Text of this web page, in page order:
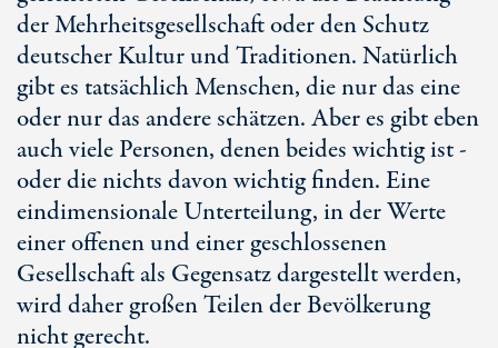
der Mehrheitsgesellschaft oder den Schutz
deutscher Kultur und Traditionen. Natürlich
gibt es tatsächlich Menschen, die nur das eine
oder nur das andere schätzen. Aber es gibt eben
auch viele Personen, denen beides wichtig ist -
oder die nichts davon wichtig finden. Eine
eindimensionale Unterteilung, in der Werte
einer offenen und einer geschlossenen
Gesellschaft als Gegensatz dargestellt werden,
wird daher großen Teilen der Bevölkerung
nicht gerecht.